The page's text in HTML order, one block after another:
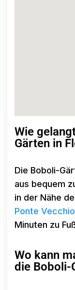
Wie
Gärten in
Die Boboli-
aus bequem
in der Nähe
Ponte Vecchio
Minuten zu
Wo kann
die Boboli-